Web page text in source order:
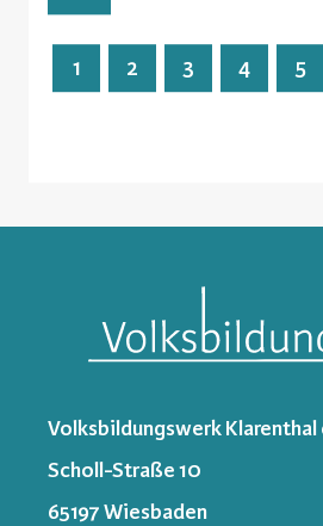
1 2 3 4 5
Volksbildungswerk Klarenthal
Scholl-Straße 10
65197 Wiesbaden